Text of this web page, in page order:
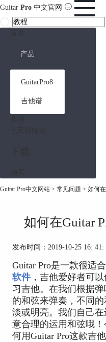
Guitar Pro 中文官网
产品
GuitarPro8
吉他谱
Guitar Pro中文网站 > 常见问题 > 如何
如何在Guitar
发布时间：2019-10-25 16: 41:
Guitar Pro是一款很适
软件，吉他爱好者可
习吉他。在我们根据
的和弦来弹奏，不同
淡或明亮。我们自己
意合理的运用和弦哦
何用Guitar Pro这款吉